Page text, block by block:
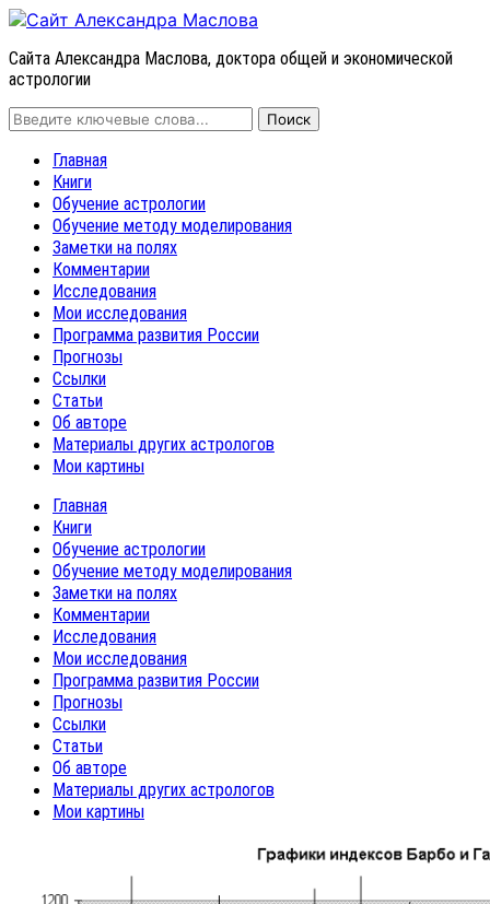
Сайта Александра Маслова, доктора общей и экономической
астрологии
Главная
Книги
Обучение астрологии
Обучение методу моделирования
Заметки на полях
Комментарии
Исследования
Мои исследования
Программа развития России
Прогнозы
Ссылки
Статьи
Об авторе
Материалы других астрологов
Мои картины
Главная
Книги
Обучение астрологии
Обучение методу моделирования
Заметки на полях
Комментарии
Исследования
Мои исследования
Программа развития России
Прогнозы
Ссылки
Статьи
Об авторе
Материалы других астрологов
Мои картины